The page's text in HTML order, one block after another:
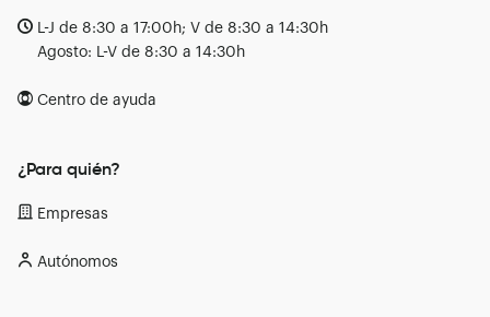
L-J de 8:30 a 17:00h; V de 8:30 a 14:30h
Agosto: L-V de 8:30 a 14:30h
Centro de ayuda
¿Para quién?
Empresas
Autónomos